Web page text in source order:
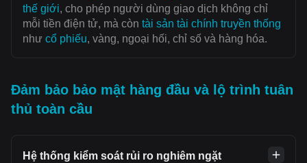
thế giới, cho phép người dùng giao dịch không chỉ
mỗi tiền điện tử, mà còn tài sản tài chính truyền thống
như cổ phiếu, vàng, ngoại hối, chỉ số và hàng hóa.
Đảm bảo bảo mật hàng đầu và lộ trình tuân
thủ toàn cầu
Hệ thống kiểm soát rủi ro nghiêm ngặt